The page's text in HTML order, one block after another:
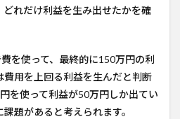
れだけ利益を生み出せたかを確
を使って、最終的に150万円の利
用を上回る利益を生んだと判断
を使って利益が50万円しか出てい
題があると考えられます。